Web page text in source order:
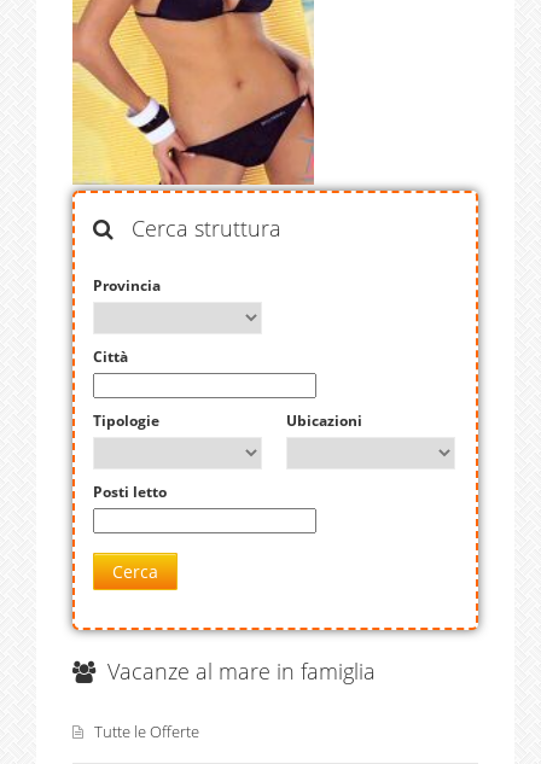
Cerca struttura
Provincia
Città
Tipologie Ubicazioni
Posti letto
Cerca
Vacanze al mare in famiglia
Tutte le Offerte